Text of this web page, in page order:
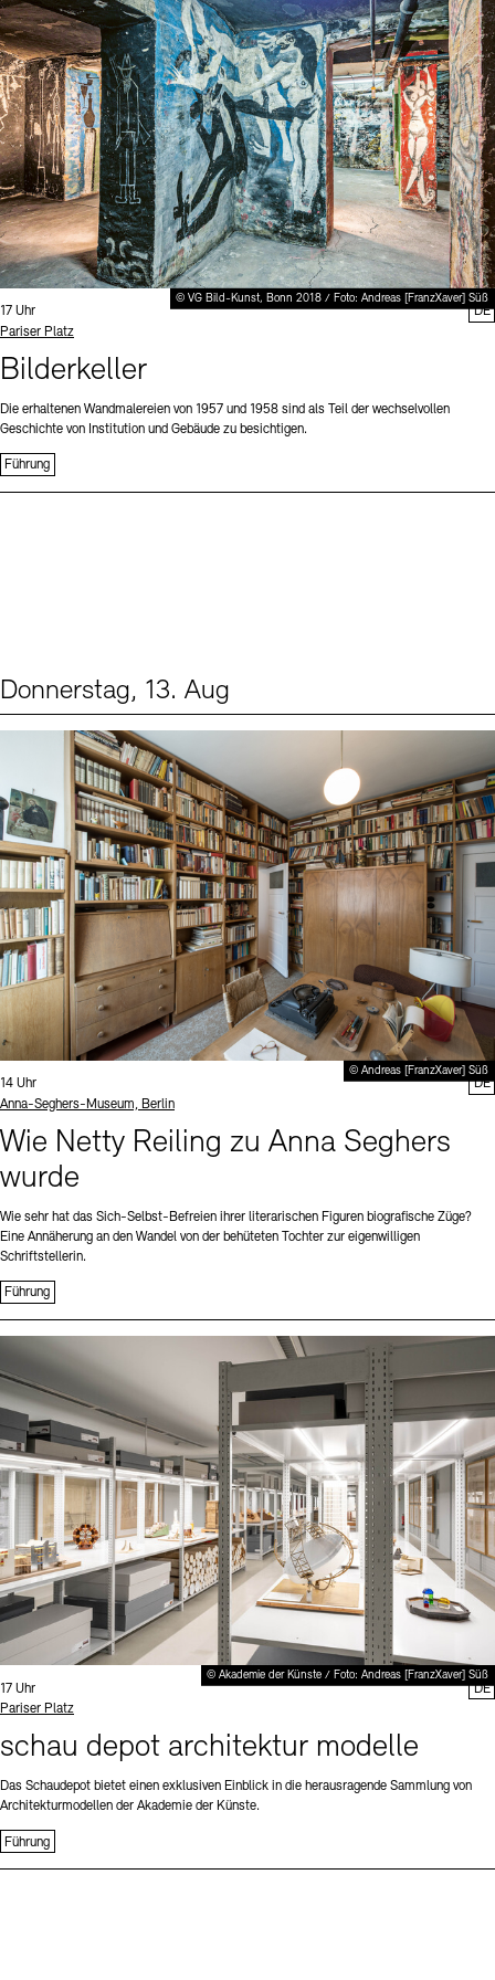
Stellenangebote Newsletter Presse
Nachhaltigkeit Kontakt
Digitale Sammlungen Exil-Archive
© VG Bild-Kunst, Bonn 2018 / Foto: Andreas [FranzXaver] Süß
Uhrzeit:
17 Uhr
Standort
Pariser Platz
Bilderkeller
Die erhaltenen Wandmalereien von 1957 und 1958 sind als Teil der wechselvollen
Geschichte von Institution und Gebäude zu besichtigen.
Führung
DE
Donnerstag, 13. Aug
© Andreas [FranzXaver] Süß
Uhrzeit:
14 Uhr
Standort
Anna-Seghers-Museum, Berlin
Wie Netty Reiling zu Anna Seghers
wurde
Wie sehr hat das Sich-Selbst-Befreien ihrer literarischen Figuren biografische Züge?
Eine Annäherung an den Wandel von der behüteten Tochter zur eigenwilligen
Schriftstellerin.
Führung
DE
© Akademie der Künste / Foto: Andreas [FranzXaver] Süß
Uhrzeit:
17 Uhr
Standort
Pariser Platz
schau depot architektur modelle
Das Schaudepot bietet einen exklusiven Einblick in die herausragende Sammlung von
Architekturmodellen der Akademie der Künste.
Führung
DE